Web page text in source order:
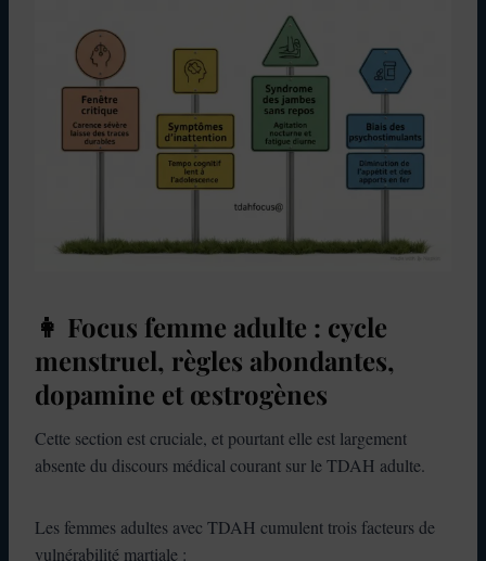
👩 Focus femme adulte : cycle
menstruel, règles abondantes,
dopamine et œstrogènes
Cette section est cruciale, et pourtant elle est largement
absente du discours médical courant sur le TDAH adulte.
Les femmes adultes avec TDAH cumulent trois facteurs de
vulnérabilité martiale :